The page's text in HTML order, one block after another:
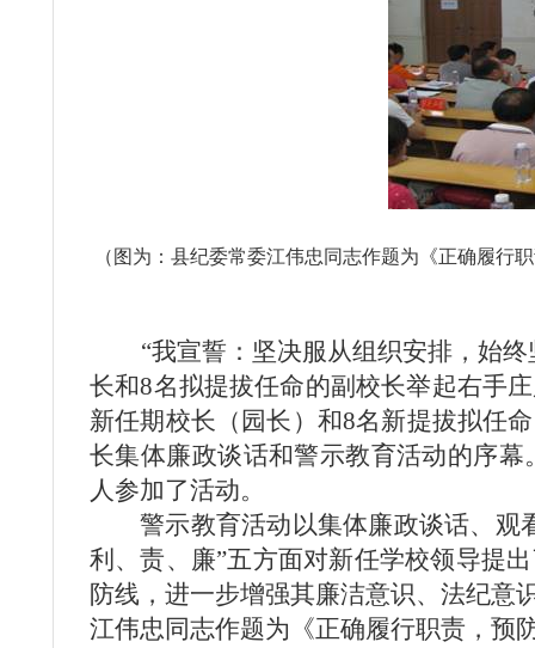
（图为： 县纪委常委江伟忠同志作题为《正确履行
“我宣誓：坚决服从组织安排，始
长和8名拟提拔任命的副校长举起右手
新任期校长（园长）和8名新提拔拟任
长集体廉政谈话和警示教育活动的序
人参加了活动。
警示教育活动以集体廉政谈话、观
利、责、廉”五方面对新任学校领导提
防线，进一步增强其廉洁意识、法纪意
江伟忠同志作题为《正确履行职责，预